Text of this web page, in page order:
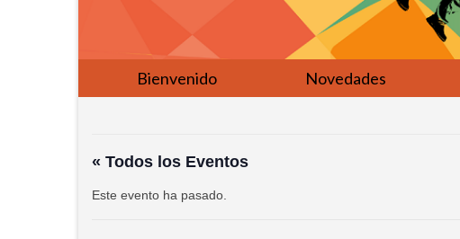
Bienvenido Novedades
« Todos los Eventos
Este evento ha pasado.